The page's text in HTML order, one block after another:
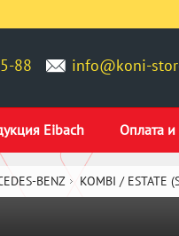
88 info@koni-
Eibach Оплата и
BENZ KOMBI / ESTATE